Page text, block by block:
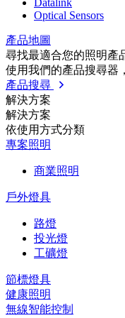
Optical Sensors
產品地圖
尋找最適合您的照明產
使用我們的產品搜尋器
產品搜尋
解決方案
解決方案
依使⽤⽅式分類
專案照明
商業照明
戶外燈具
路燈
投光燈
工礦燈
節標燈具
健康照明
無線智能控制